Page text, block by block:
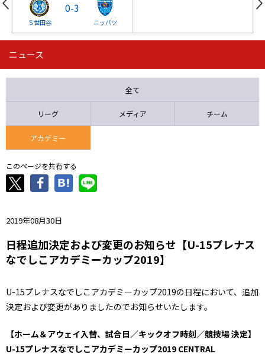
Ｓ世田谷
0-3
ニッパツ
第16節 09/05 (土) 15:00
ニッパツ 石人の星
ニュース
全て
リーグ メディア チーム
アカデミー
このページを共有する
2019年08月30日
日程追加決定および変更のお知らせ【U-15プレナス
なでしこアカデミーカップ2019】
U-15プレナスなでしこアカデミーカップ2019の日程において、追加
決定および変更がありましたのでお知らせいたします。
【ホーム＆アウェイ入替、試合日／キックオフ時刻／競技場 決定】
U-15プレナスなでしこアカデミーカップ2019 CENTRAL